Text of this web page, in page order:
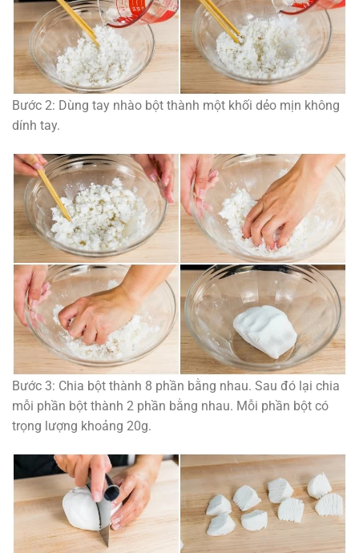
Bước 2: Dùng tay nhào bột thành một khối dẻo mịn không
dính tay.
Bước 3: Chia bột thành 8 phần bằng nhau. Sau đó lại chia
mỗi phần bột thành 2 phần bằng nhau. Mỗi phần bột có
trọng lượng khoảng 20g.